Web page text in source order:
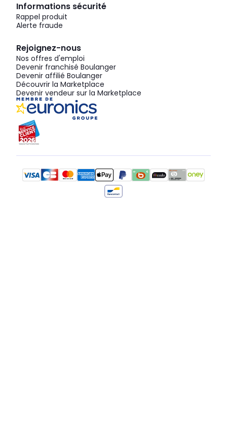
Informations sécurité
Rappel produit
Alerte fraude
Rejoignez-nous
Nos offres d'emploi
Devenir franchisé Boulanger
Devenir affilié Boulanger
Découvrir la Marketplace
Devenir vendeur sur la Marketplace